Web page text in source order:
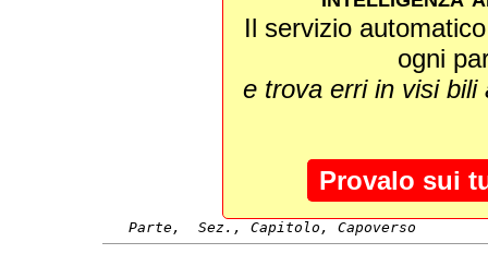
Il servizio
ogni
e trova erri in visi
Provalo sui
Parte,  Sez., Capitolo, Capoverso